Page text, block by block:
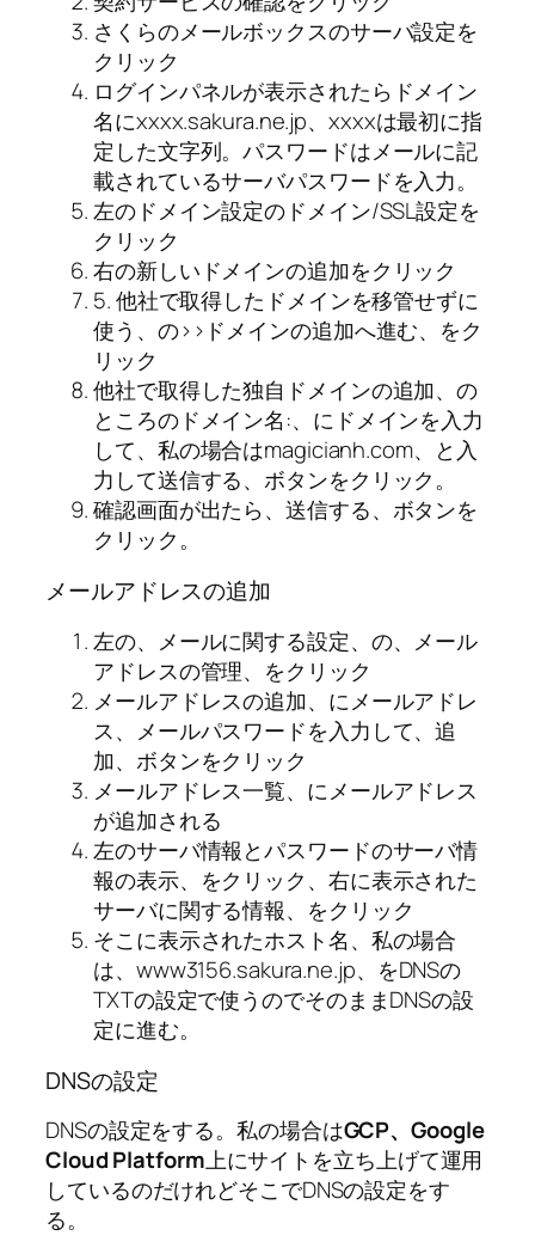
さくらのメールボックスのサーバ設定を
クリック
ログインパネルが表示されたらドメイン
名にxxxx.sakura.ne.jp、xxxxは最初に指
定した文字列。パスワードはメールに記
載されているサーバパスワードを入力。
左のドメイン設定のドメイン/SSL設定を
クリック
右の新しいドメインの追加をクリック
5. 他社で取得したドメインを移管せずに
使う、の>>ドメインの追加へ進む、をク
リック
他社で取得した独自ドメインの追加、の
ところのドメイン名:、にドメインを入力
して、私の場合はmagicianh.com、と入
力して送信する、ボタンをクリック。
確認画面が出たら、送信する、ボタンを
クリック。
メールアドレスの追加
左の、メールに関する設定、の、メール
アドレスの管理、をクリック
メールアドレスの追加、にメールアドレ
ス、メールパスワードを入力して、追
加、ボタンをクリック
メールアドレス一覧、にメールアドレス
が追加される
左のサーバ情報とパスワードのサーバ情
報の表示、をクリック、右に表示された
サーバに関する情報、をクリック
そこに表示されたホスト名、私の場合
は、www3156.sakura.ne.jp、をDNSの
TXTの設定で使うのでそのままDNSの設
定に進む。
DNSの設定
DNSの設定をする。私の場合はGCP、Google
Cloud Platform上にサイトを立ち上げて運用
しているのだけれどそこでDNSの設定をす
る。